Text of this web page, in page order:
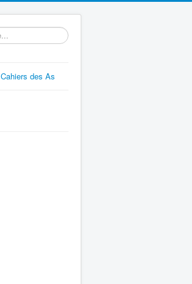
Cahiers des As